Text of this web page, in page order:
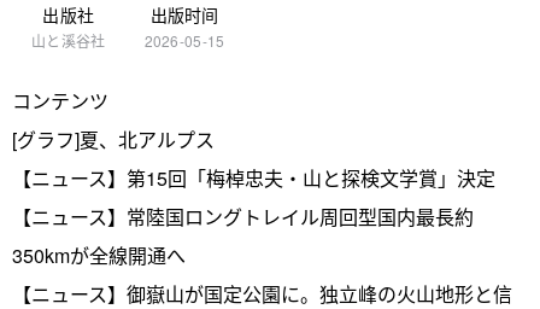
出版社
山と溪谷社
出版时间
2026-05-15
コンテンツ
[グラフ]夏、北アルプス
【ニュース】第15回「梅棹忠夫・山と探検文学賞」決定
【ニュース】常陸国ロングトレイル周回型国内最長約
350kmが全線開通へ
【ニュース】御嶽山が国定公園に。独立峰の火山地形と信